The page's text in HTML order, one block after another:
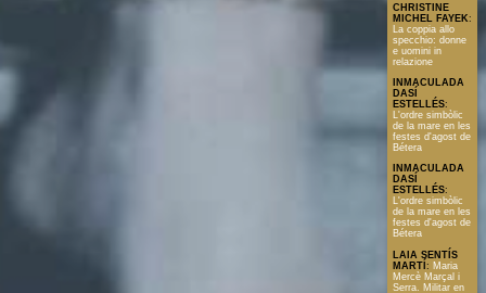
CHRISTINE
MICHEL FAYEK:
La coppia allo
specchio: donne
e uomini in
relazione
INMACULADA
DASÍ
ESTELLÉS:
L'ordre simbòlic
de la mare en les
festes d'agost de
Bétera
INMACULADA
DASÍ
ESTELLÉS:
L'ordre simbòlic
de la mare en les
festes d'agost de
Bétera
LAIA SENTÍS
MARTÍ : Maria
Mercè Marçal i
Serra. Militar en